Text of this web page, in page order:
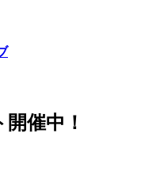
催中！